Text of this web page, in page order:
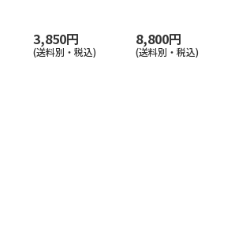
3,850円
(送料別・税込)
8,800円
(送料別・税込)